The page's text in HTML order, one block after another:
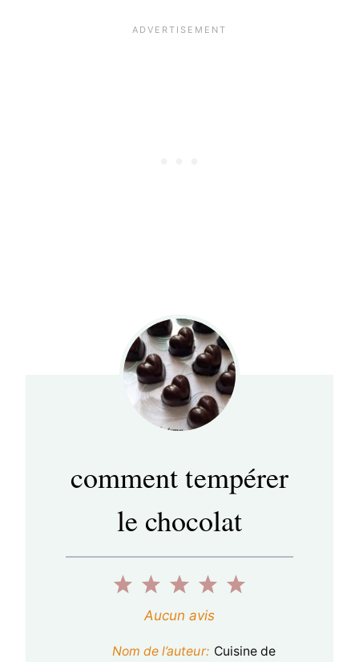
comment tempérer
le chocolat
5
t
4
t
3
é
t
2
é
t
1
t
Aucun avis
Nom de l’auteur: Cuisine de